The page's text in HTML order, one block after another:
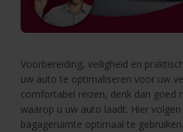
Voorbereiding, veiligheid en
uw auto te optimaliseren voor uw
comfortabel reizen, denk dan goed
waarop u uw auto laadt. Hier
bagageruimte optimaal te gebruiken.